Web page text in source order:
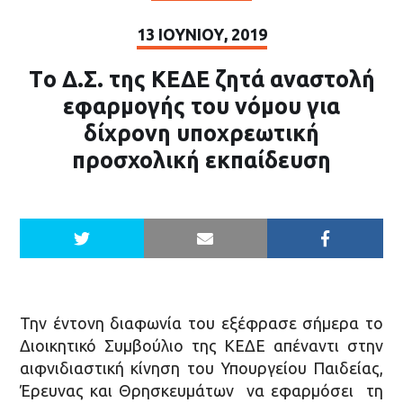
13 ΙΟΥΝΊΟΥ, 2019
Tο Δ.Σ. της ΚΕΔΕ ζητά αναστολή
εφαρμογής του νόμου για
δίχρονη υποχρεωτική
προσχολική εκπαίδευση
Την έντονη διαφωνία του εξέφρασε σήμερα το
Διοικητικό Συμβούλιο της ΚΕΔΕ απέναντι στην
αιφνιδιαστική κίνηση του Υπουργείου Παιδείας,
Έρευνας και Θρησκευμάτων να εφαρμόσει τη